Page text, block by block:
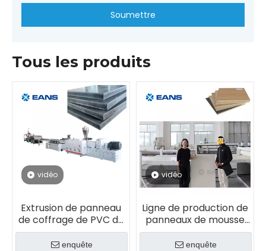
Soumettre
Tous les produits
vidéo
Extrusion de panneau
de coffrage de PVC de
construction faisant la
machine
enquête
vidéo
Ligne de production de
panneaux de mousse
PVC WPC
enquête